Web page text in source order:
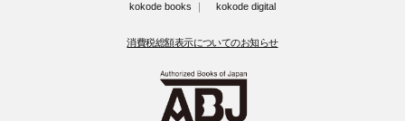
kokode books kokode digital
消費税総額表示についてのお知らせ